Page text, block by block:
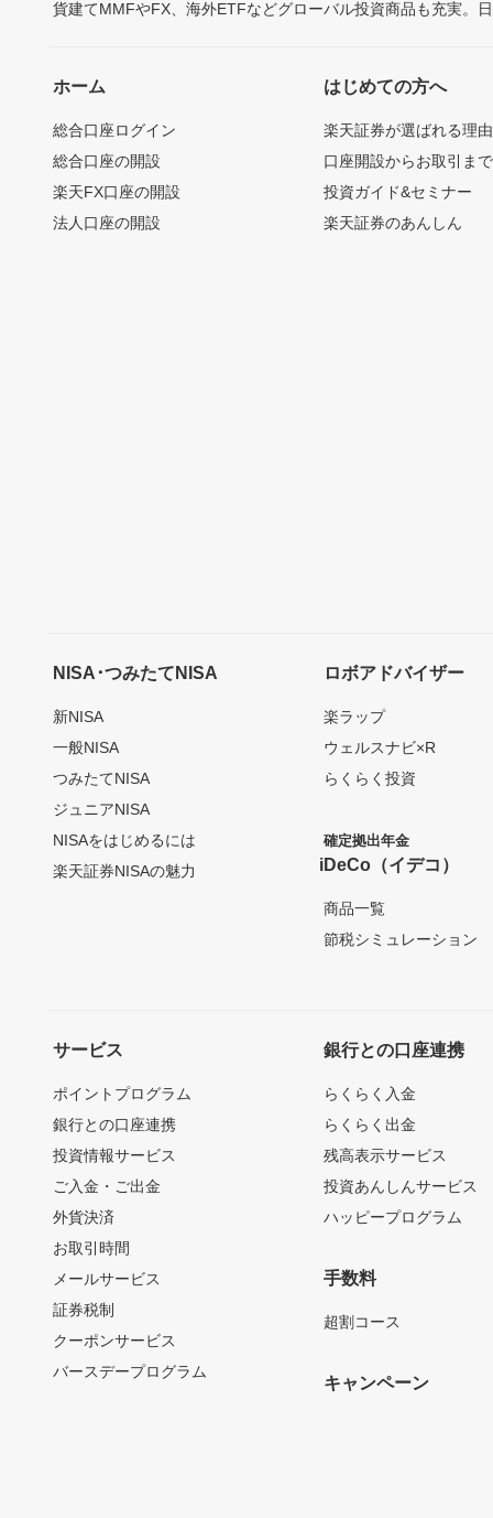
貨建てMMFやFX、海外ETFなどグローバル投資商品も充実。
ホーム
総合口座ログイン
総合口座の開設
楽天FX口座の開設
法人口座の開設
はじめての方へ
楽天証券が選ばれる理由
口座開設からお取引ま
投資ガイド&セミナー
楽天証券のあんしん
NISA･つみたてNISA
新NISA
一般NISA
つみたてNISA
ジュニアNISA
NISAをはじめるには
楽天証券NISAの魅力
ロボアドバイザー
楽ラップ
ウェルスナビ×R
らくらく投資
確定拠出年金
iDeCo（イデコ）
商品一覧
節税シミュレーション
サービス
ポイントプログラム
銀行との口座連携
投資情報サービス
ご入金・ご出金
外貨決済
お取引時間
メールサービス
証券税制
クーポンサービス
バースデープログラム
銀行との口座連携
らくらく入金
らくらく出金
残高表示サービス
投資あんしんサービス
ハッピープログラム
手数料
超割コース
キャンペーン